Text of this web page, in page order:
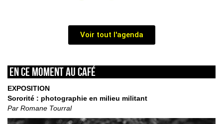
Voir tout l'agenda
En ce moment au café
EXPOSITION
Sororité : photographie en milieu militant
Par Romane Tourral